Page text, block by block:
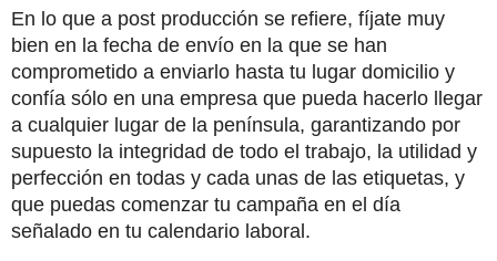
En lo que a post producción se refiere, fíjate muy
bien en la fecha de envío en la que se han
comprometido a enviarlo hasta tu lugar domicilio y
confía sólo en una empresa que pueda hacerlo llegar
a cualquier lugar de la península, garantizando por
supuesto la integridad de todo el trabajo, la utilidad y
perfección en todas y cada unas de las etiquetas, y
que puedas comenzar tu campaña en el día
señalado en tu calendario laboral.